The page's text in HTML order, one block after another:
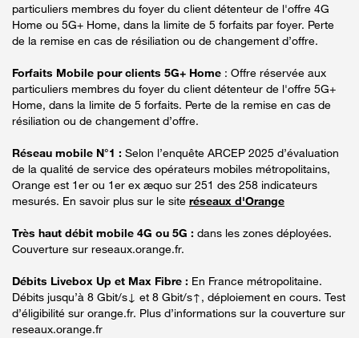
particuliers membres du foyer du client détenteur de l'offre 4G
Home ou 5G+ Home, dans la limite de 5 forfaits par foyer. Perte
de la remise en cas de résiliation ou de changement d’offre.
Forfaits Mobile pour clients 5G+ Home : Offre réservée aux
particuliers membres du foyer du client détenteur de l'offre 5G+
Home, dans la limite de 5 forfaits. Perte de la remise en cas de
résiliation ou de changement d’offre.
Réseau mobile N°1 : Selon l’enquête ARCEP 2025 d’évaluation
de la qualité de service des opérateurs mobiles métropolitains,
Orange est 1er ou 1er ex æquo sur 251 des 258 indicateurs
mesurés. En savoir plus sur le site réseaux d'Orange
Très haut débit mobile 4G ou 5G : dans les zones déployées.
Couverture sur reseaux.orange.fr.
Débits Livebox Up et Max Fibre : En France métropolitaine.
Débits jusqu’à 8 Gbit/s↓ et 8 Gbit/s↑, déploiement en cours. Test
d’éligibilité sur orange.fr. Plus d’informations sur la couverture sur
reseaux.orange.fr